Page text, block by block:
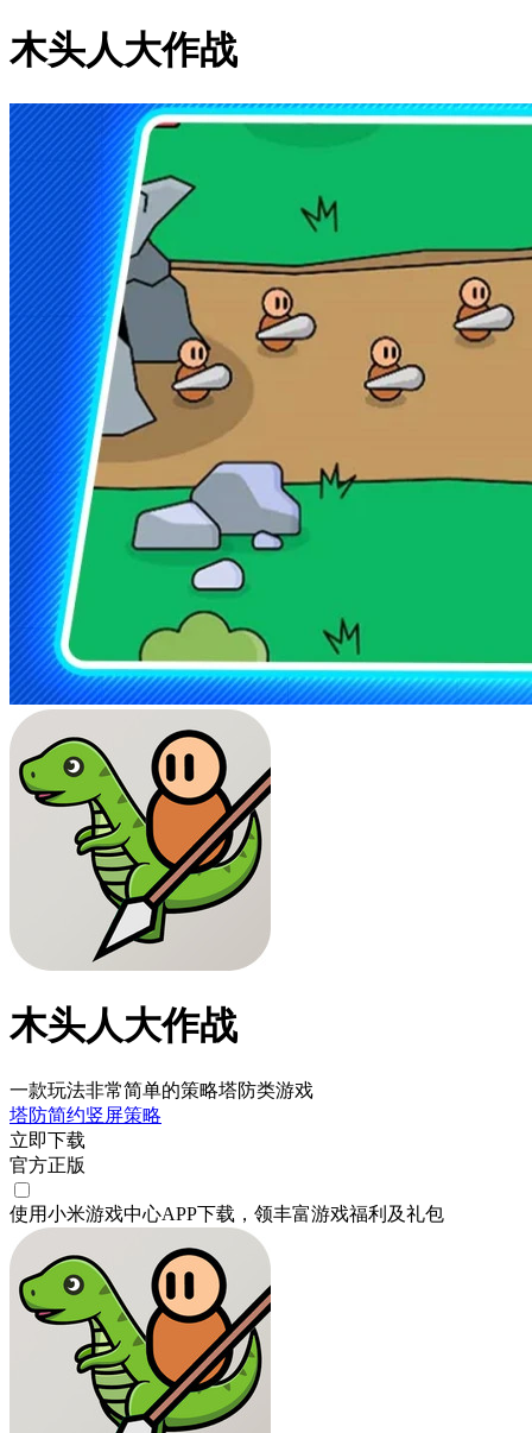
木头人大作战
木头人大作战
一款玩法非常简单的策略塔防类游戏
塔防简约竖屏策略
立即下载
官方正版
使用小米游戏中心APP下载 ，领丰富游戏福利 及礼包